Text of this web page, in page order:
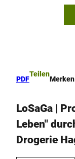
PDF
Teilen
Merken
LoSaGa |
Leben"
Drogerie